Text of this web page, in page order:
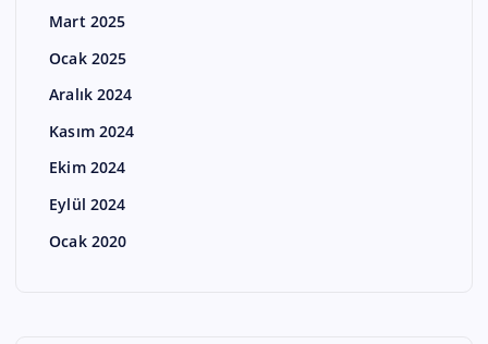
Mart 2025
Ocak 2025
Aralık 2024
Kasım 2024
Ekim 2024
Eylül 2024
Ocak 2020